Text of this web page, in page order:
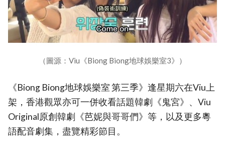
（圖源：Viu《Biong Biong地球娛樂室3》）
《Biong Biong地球娛樂室 第三季》逢星期六在Viu上
架，香港觀眾亦可一併收看話題韓劇《鬼宮》、Viu
Original原創韓劇《芭妮與哥哥們》等，以及更多粵
語配音劇集，盡覽精彩節目。